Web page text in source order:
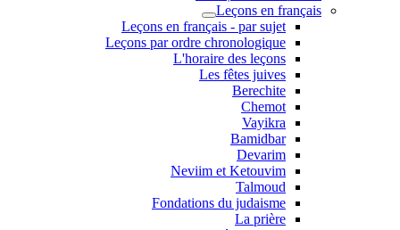
Leçons en français
Leçons en français - par sujet
Leçons par ordre chronologique
L'horaire des leçons
Les fêtes juives
Berechite
Chemot
Vayikra
Bamidbar
Devarim
Neviim et Ketouvim
Talmoud
Fondations du judaisme
La prière